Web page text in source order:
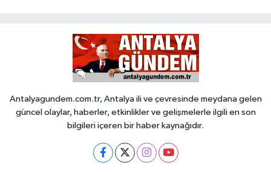
Antalyagundem.com.tr, Antalya ili ve çevresinde meydana gelen
güncel olaylar, haberler, etkinlikler ve gelişmelerle ilgili en son
bilgileri içeren bir haber kaynağıdır.